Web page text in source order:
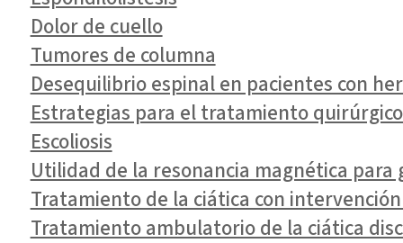
Dolor de cuello
Tumores de columna
Desequilibrio espinal en pacientes con
Estrategias para el tratamiento
Escoliosis
Utilidad de la resonancia magnética
Tratamiento de la ciática con
Tratamiento ambulatorio de la ciática